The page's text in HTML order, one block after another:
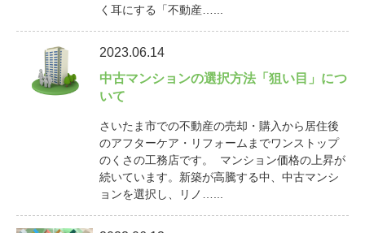
く耳にする「不動産…...
2023.06.14
中古マンションの選択方法「狙い目」につ
いて
さいたま市での不動産の売却・購入から居住後
のアフターケア・リフォームまでワンストップ
のくさの工務店です。 マンション価格の上昇が
続いています。新築が高騰する中、中古マンシ
ョンを選択し、リノ…...